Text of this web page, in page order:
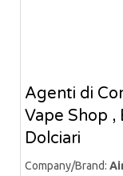
Agenti di
Vape Shop ,
Dolciari
Company/Brand: